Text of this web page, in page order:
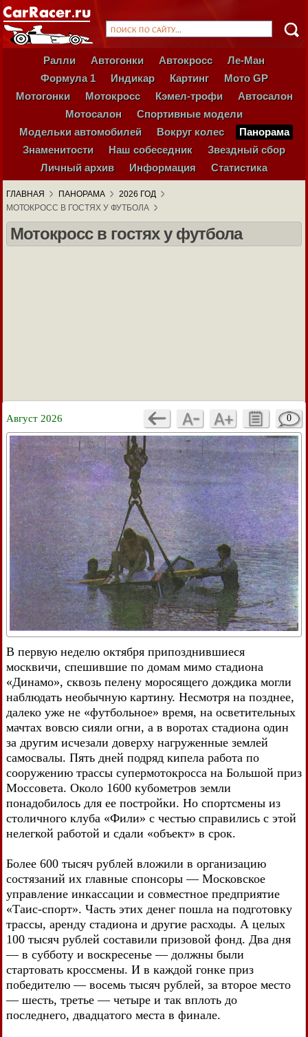
Ралли Автогонки Автокросс
Ле-Ман
Формула 1
Индикар Картинг
Мото GP
Мотогонки
Мотокросс Кэмел-трофи
Автосалон
Мотосалон
Спортивные модели
Модельки автомобилей
Вокруг колес
Панорама
Знаменитости
Наш собеседник
Звездный сбор
Личный архив
Информация Статистика
ГЛАВНАЯ ПАНОРАМА
2026 ГОД
МОТОКРОСС В ГОСТЯХ У ФУТБОЛА
Мотокросс в гостях у футбола
Август 2026 0
В первую неделю октября припозднившиеся
москвичи, спешившие по домам мимо стадиона
«Динамо», сквозь пелену моросящего дождика могли
наблюдать необычную картину. Несмотря на позднее,
далеко уже не «футбольное» время, на осветительных
мачтах вовсю сияли огни, а в воротах стадиона один
за другим исчезали доверху нагруженные землей
самосвалы. Пять дней подряд кипела работа по
сооружению трассы супермотокросса на Большой приз
Моссовета. Около 1600 кубометров земли
понадобилось для ее постройки. Но спортсмены из
столичного клуба «Фили» с честью справились с этой
нелегкой работой и сдали «объект» в срок.
Более 600 тысяч рублей вложили в организацию
состязаний их главные спонсоры — Московское
управление инкассации и совместное предприятие
«Таис-спорт». Часть этих денег пошла на подготовку
трассы, аренду стадиона и другие расходы. А целых
100 тысяч рублей составили призовой фонд. Два дня
— в субботу и воскресенье — должны были
стартовать кроссмены. И в каждой гонке приз
победителю — восемь тысяч рублей, за второе место
— шесть, третье — четыре и так вплоть до
последнего, двадцатого места в финале.